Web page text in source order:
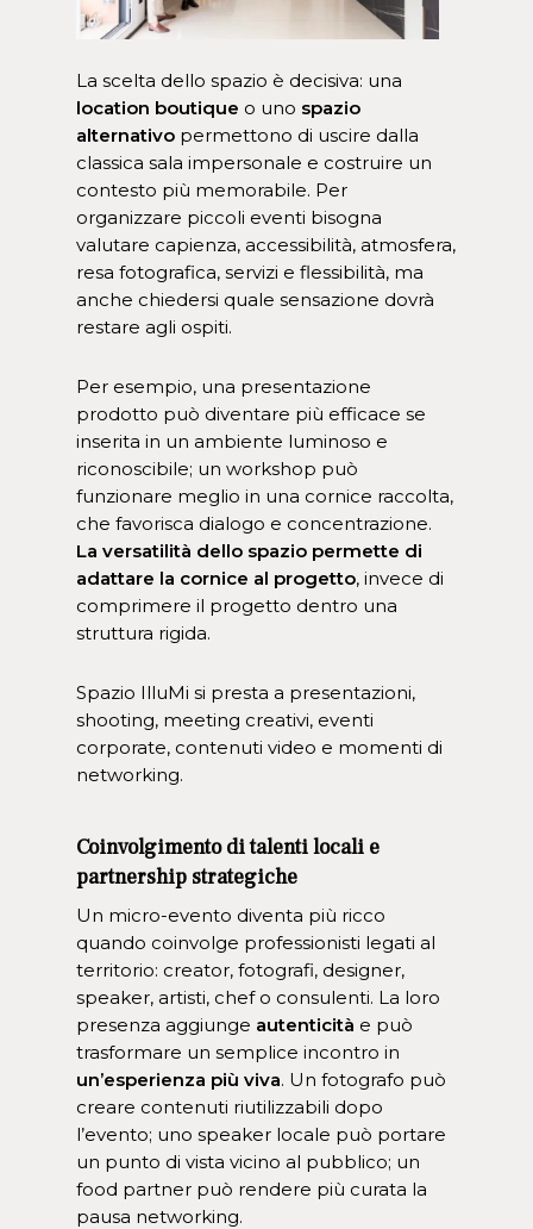
La scelta dello spazio è decisiva: una
location boutique o uno spazio
alternativo permettono di uscire dalla
classica sala impersonale e costruire un
contesto più memorabile. Per
organizzare piccoli eventi bisogna
valutare capienza, accessibilità, atmosfera,
resa fotografica, servizi e flessibilità, ma
anche chiedersi quale sensazione dovrà
restare agli ospiti.
Per esempio, una presentazione
prodotto può diventare più efficace se
inserita in un ambiente luminoso e
riconoscibile; un workshop può
funzionare meglio in una cornice raccolta,
che favorisca dialogo e concentrazione.
La versatilità dello spazio permette di
adattare la cornice al progetto, invece di
comprimere il progetto dentro una
struttura rigida.
Spazio IlluMi si presta a presentazioni,
shooting, meeting creativi, eventi
corporate, contenuti video e momenti di
networking.
Coinvolgimento di talenti locali e
partnership strategiche
Un micro-evento diventa più ricco
quando coinvolge professionisti legati al
territorio: creator, fotografi, designer,
speaker, artisti, chef o consulenti. La loro
presenza aggiunge autenticità e può
trasformare un semplice incontro in
un’esperienza più viva. Un fotografo può
creare contenuti riutilizzabili dopo
l’evento; uno speaker locale può portare
un punto di vista vicino al pubblico; un
food partner può rendere più curata la
pausa networking.